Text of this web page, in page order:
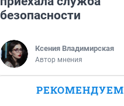
безопасности
Ксения Владимирская
Автор мнения
РЕКОМЕНДУЕМ